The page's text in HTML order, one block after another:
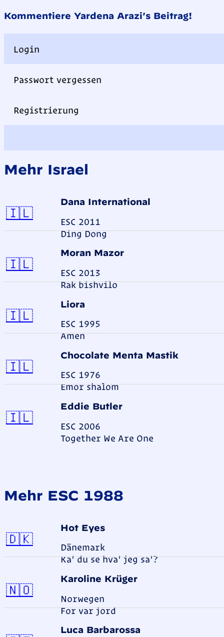
Kommentiere Yardena Arazi's Beitrag!
Login
Passwort vergessen
Registrierung
Mehr Israel
Dana International
ESC 2011
Ding Dong
🇮🇱Israel
Moran Mazor
ESC 2013
Rak bishvilo
🇮🇱Israel
Liora
ESC 1995
Amen
🇮🇱Israel
Chocolate Menta Mastik
ESC 1976
Emor shalom
🇮🇱Israel
Eddie Butler
ESC 2006
Together We Are One
🇮🇱Israel
Mehr ESC 1988
Hot Eyes
Dänemark
Ka' du se hva' jeg sa'?
🇩🇰Dänemark
Karoline Krüger
Norwegen
For var jord
🇳🇴Norwegen
Luca Barbarossa